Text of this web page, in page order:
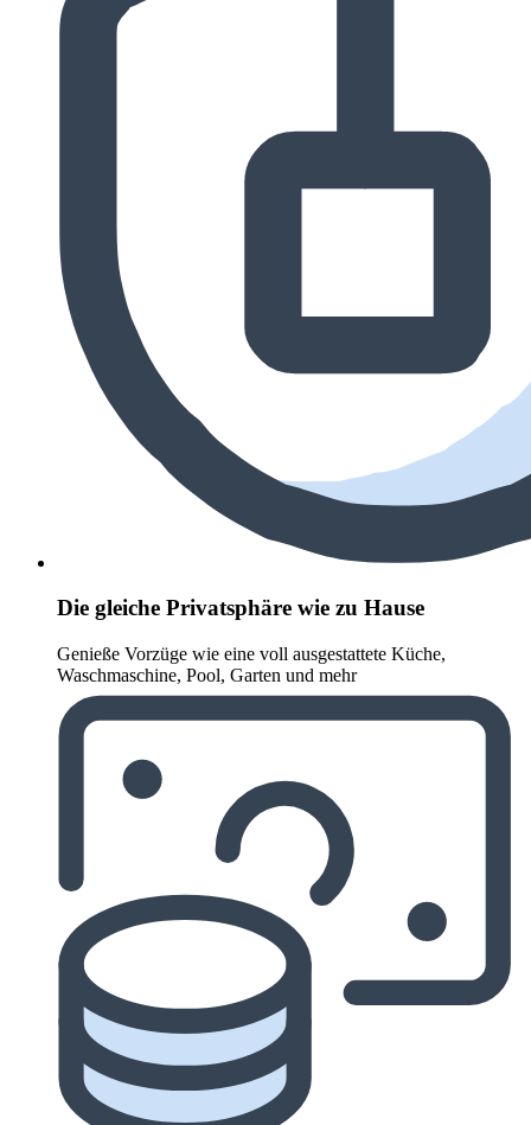
Die gleiche Privatsphäre wie zu Hause
Genieße Vorzüge wie eine voll ausgestattete Küche,
Waschmaschine, Pool, Garten und mehr